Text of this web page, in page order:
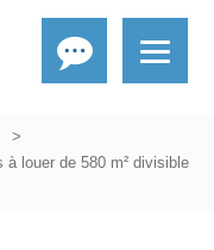
louer de 580 m² divisible 